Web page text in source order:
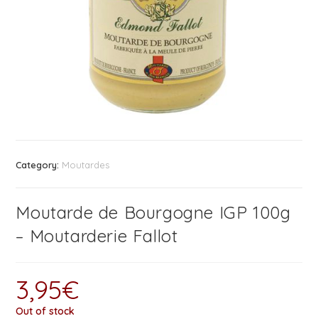
Category: Moutardes
Moutarde de Bourgogne IGP 100g
– Moutarderie Fallot
3,95€
Out of stock